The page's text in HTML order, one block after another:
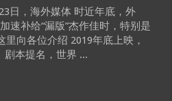
日，海外媒体 时近年底，外
速补给“漏版”杰作佳时，特别是
向各位介绍 2019年底上映，
剧本提名，世界 ...